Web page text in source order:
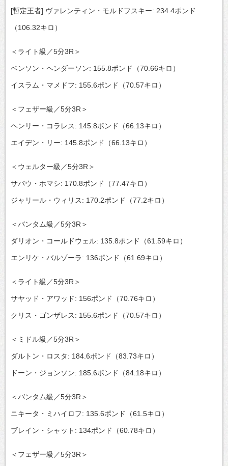
[暫定王者] ヴァレンティン・モルドフスキー: 234.4ポンド
（106.32キロ）
＜ライト級／5分3R＞
ベンソン・ヘンダーソン: 155.8ポンド（70.66キロ）
イスラム・マメドフ: 155.6ポンド（70.57キロ）
＜フェザー級／5分3R＞
ヘンリー・コラレス: 145.8ポンド（66.13キロ）
エイデン・リー: 145.8ポンド（66.13キロ）
＜ウェルター級／5分3R＞
サバウ・ホマシ: 170.8ポンド（77.47キロ）
ジャリール・ウィリス: 170.2ポンド（77.2キロ）
＜バンタム級／5分3R＞
ダリオン・コールドウェル: 135.8ポンド（61.59キロ）
エンリケ・バルゾーラ: 136ポンド（61.69キロ）
＜ライト級／5分3R＞
サヤッド・アワッド: 156ポンド（70.76キロ）
クリス・ゴンザレス: 155.6ポンド（70.57キロ）
＜ミドル級／5分3R＞
ダルトン・ロスタ: 184.6ポンド（83.73キロ）
ドーン・ジョンソン: 185.6ポンド（84.18キロ）
＜バンタム級／5分3R＞
ニキータ・ミハイロフ: 135.6ポンド（61.5キロ）
ブレイン・シャット: 134ポンド（60.78キロ）
＜フェザー級／5分3R＞